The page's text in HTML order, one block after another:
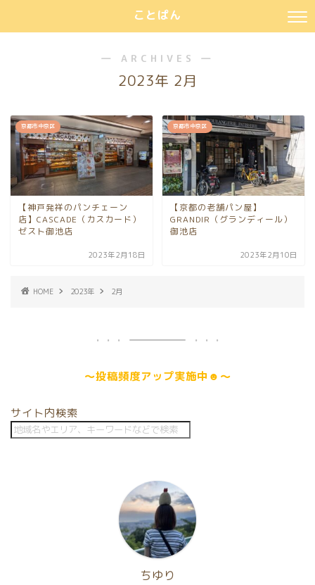
ことぱん
― ARCHIVES ―
2023年 2月
京都市中京区
【神戸発祥のパンチェーン
店】CASCADE（カスカード）
ゼスト御池店
2023年2月18日
京都市中京区
【京都の老舗パン屋】
GRANDIR（グランディール）
御池店
2023年2月10日
HOME 2023年 2月
～投稿頻度アップ実施中☻～
サイト内検索
ちゆり